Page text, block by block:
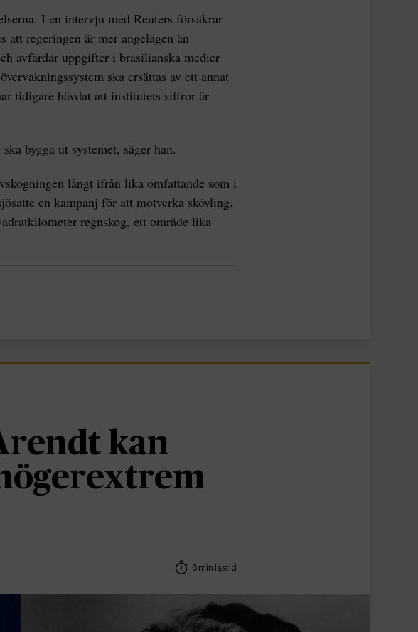
I en intervju med Reuters försäkrar
regeringen är mer angelägen än
avfärdar uppgifter i brasilianska medier
ska ersättas av ett annat
tidigare hävdat att institutets siffror är
bygga ut systemet, säger han.
långt ifrån lika omfattande som i
en kampanj för att motverka skövling.
regnskog, ett område lika
kan
6 min lästid